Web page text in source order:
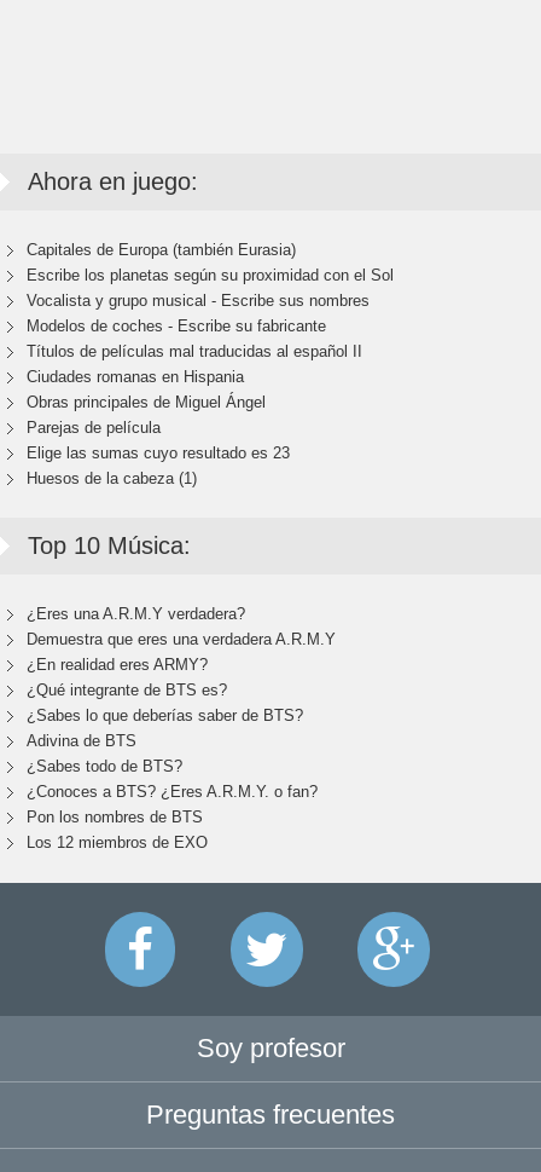
Ahora en juego:
Capitales de Europa (también Eurasia)
Escribe los planetas según su proximidad con el Sol
Vocalista y grupo musical - Escribe sus nombres
Modelos de coches - Escribe su fabricante
Títulos de películas mal traducidas al español II
Ciudades romanas en Hispania
Obras principales de Miguel Ángel
Parejas de película
Elige las sumas cuyo resultado es 23
Huesos de la cabeza (1)
Top 10 Música:
¿Eres una A.R.M.Y verdadera?
Demuestra que eres una verdadera A.R.M.Y
¿En realidad eres ARMY?
¿Qué integrante de BTS es?
¿Sabes lo que deberías saber de BTS?
Adivina de BTS
¿Sabes todo de BTS?
¿Conoces a BTS? ¿Eres A.R.M.Y. o fan?
Pon los nombres de BTS
Los 12 miembros de EXO
Soy profesor
Preguntas frecuentes